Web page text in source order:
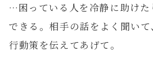
…困っている人を冷静に助けた
できる。相手の話をよく聞いて
行動策を伝えてあげて。